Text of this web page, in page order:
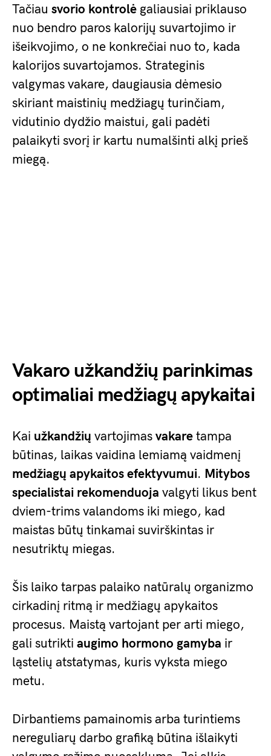
Tačiau svorio kontrolė galiausiai priklauso
nuo bendro paros kalorijų suvartojimo ir
išeikvojimo, o ne konkrečiai nuo to, kada
kalorijos suvartojamos. Strateginis
valgymas vakare, daugiausia dėmesio
skiriant maistinių medžiagų turinčiam,
vidutinio dydžio maistui, gali padėti
palaikyti svorį ir kartu numalšinti alkį prieš
miegą.
Vakaro užkandžių parinkimas
optimaliai medžiagų apykaitai
Kai užkandžių vartojimas vakare tampa
būtinas, laikas vaidina lemiamą vaidmenį
medžiagų apykaitos efektyvumui. Mitybos
specialistai rekomenduoja valgyti likus bent
dviem-trims valandoms iki miego, kad
maistas būtų tinkamai suvirškintas ir
nesutriktų miegas.
Šis laiko tarpas palaiko natūralų organizmo
cirkadinį ritmą ir medžiagų apykaitos
procesus. Maistą vartojant per arti miego,
gali sutrikti augimo hormono gamyba ir
ląstelių atstatymas, kuris vyksta miego
metu.
Dirbantiems pamainomis arba turintiems
nereguliarų darbo grafiką būtina išlaikyti